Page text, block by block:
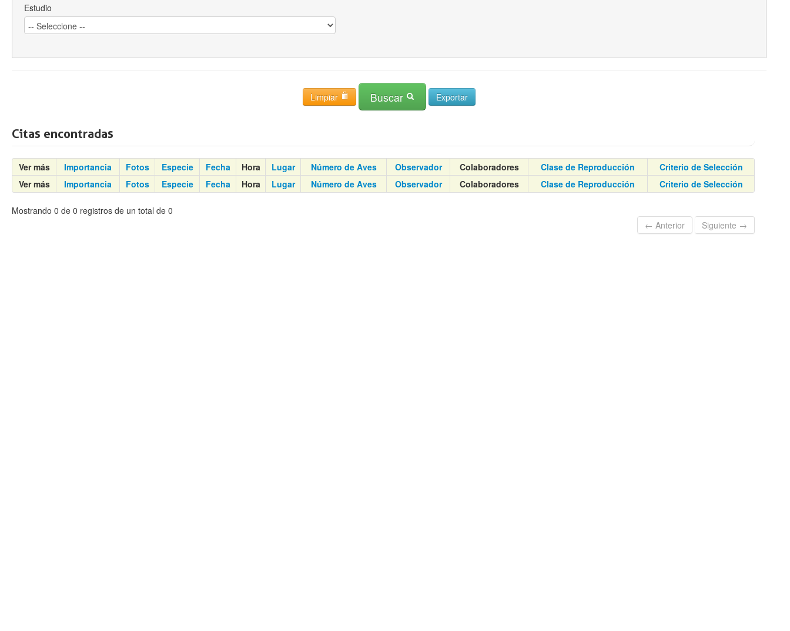
Estudio
Limpiar Buscar
Citas encontradas
Ver más Importancia Fotos Especie Fecha Hora Lugar Número de Aves Observador Colaboradores Clase de Reproducción
Criterio de Selección
Ver más
Importancia Fotos Especie Fecha Hora Lugar Número de Aves Observador Colaboradores Clase de Reproducción Criterio de Selección
Mostrando 0 de 0 registros de un total de 0
← Anterior
Siguiente →